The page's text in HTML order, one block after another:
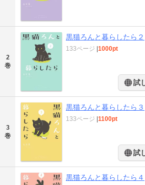
2
巻
黒猫ろんと暮らしたら２
133ページ 1000pt
試
3
巻
黒猫ろんと暮らしたら３
133ページ 1100pt
試
黒猫ろんと暮らしたら４